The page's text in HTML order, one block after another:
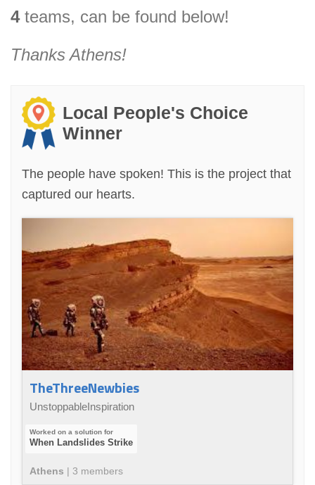
4teams, can be found below!
ThanksAthens!
Local People's Choice
Winner
The people have spoken! This is the project that
captured our hearts.
TheThreeNewbies
UnstoppableInspiration
When Landslides Strike
Athens | 3 members